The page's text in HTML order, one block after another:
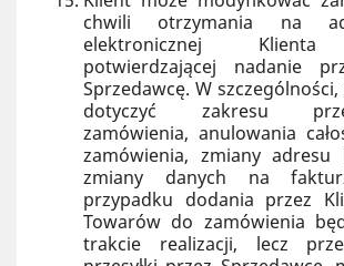
chwili otrzymania na
elektronicznej Klienta
potwierdzającej nadanie
Sprzedawcę. W
dotyczyć zakresu
zamówienia, anulowania
zamówienia, zmiany adresu
zmiany danych na
przypadku dodania przez
Towarów do zamówienia
trakcie realizacji, lecz